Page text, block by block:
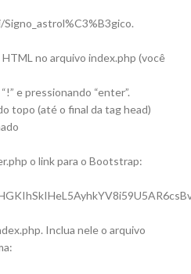
no arquivo index.php (você
e pressionando “enter”.
topo (até o final da tag head)
o link para o Bootstrap:
Inclua nele o arquivo